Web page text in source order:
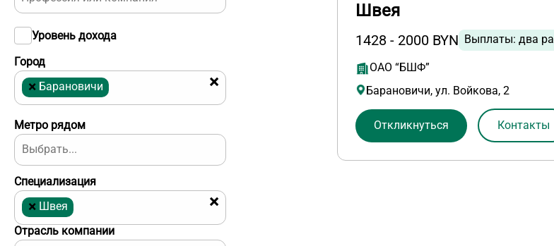
Отрасль компании
Город
×
× Барановичи
Уровень дохода
Метро рядом
Специализация
×
× Швея
Швея
1428 - 2000 BYN Выплаты: два
ОАО “БШФ”
Барановичи, ул. Войкова, 2
Откликнуться Контакты